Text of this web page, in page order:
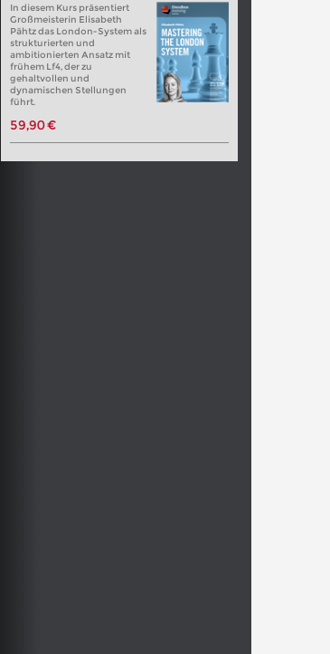
In diesem Kurs präsentiert
Großmeisterin Elisabeth
Pähtz das London-System als
strukturierten und
ambitionierten Ansatz mit
frühem Lf4, der zu
gehaltvollen und
dynamischen Stellungen
führt.
59,90 €